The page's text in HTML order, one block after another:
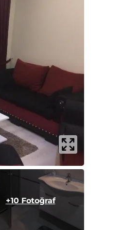
+10 Fotoğraf